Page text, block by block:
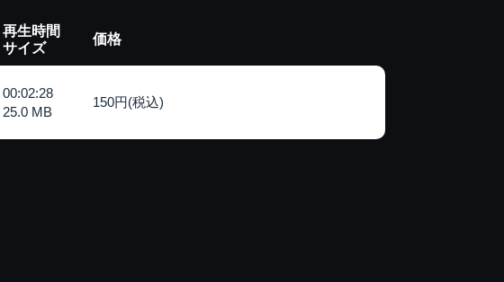
再生時間
サイズ
価格
00:02:28
25.0 MB
150円(税込)